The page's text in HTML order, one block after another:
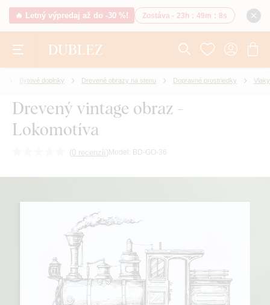
🔥 Letný výpredaj až do -30 %! Zostáva - 23h : 49m : 8s
Bytové doplnky Drevené obrazy na stenu Dopravné prostriedky Vlaky
Drevený vintage obraz -
Lokomotíva
(0 recenzií) Model: BD-GO-36